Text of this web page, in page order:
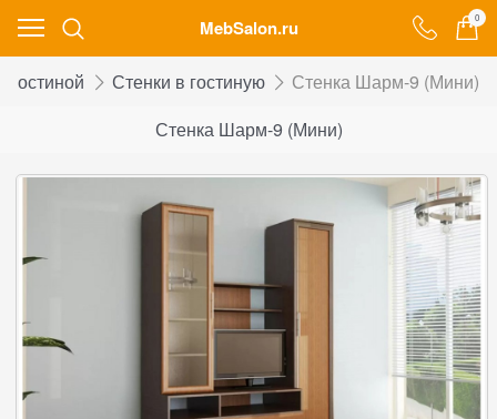
MebSalon.ru 0
гостиной Стенки в гостиную
Стенка Шарм-9 (Мини)
Стенка Шарм-9 (Мини)